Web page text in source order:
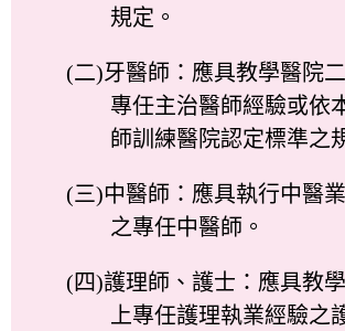
規定。
(二)牙醫師：應具教學醫院
專任主治醫師經驗或依
師訓練醫院認定標準之
(三)中醫師：應具執行中醫
之專任中醫師。
(四)護理師、護士：應具教
上專任護理執業經驗之